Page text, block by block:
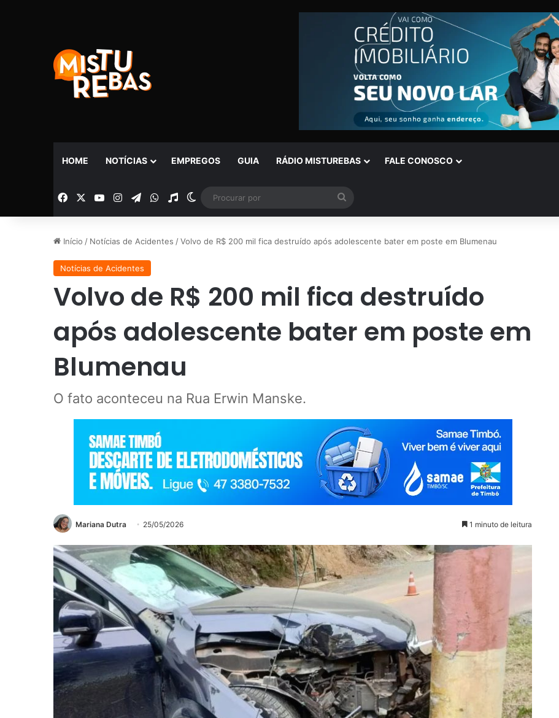
HOME NOTÍCIAS EMPREGOS GUIA RÁDIO MISTUREBAS FALE CONOSCO
Facebook YouTubeInstagramTelegramWhatsApp
Rádio Switch skin
por
Início / Notícias de Acidentes /Volvo de R$ 200 mil fica destruído após adolescente bater em poste em Blumenau
Notícias de Acidentes
Volvo de R$ 200 mil fica destruído
após adolescente bater em poste em
Blumenau
O fato aconteceu na Rua Erwin Manske.
Mariana Dutra 25/05/2026 1 minuto de leitura